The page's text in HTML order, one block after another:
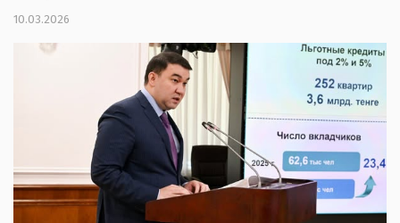
10.03.2026